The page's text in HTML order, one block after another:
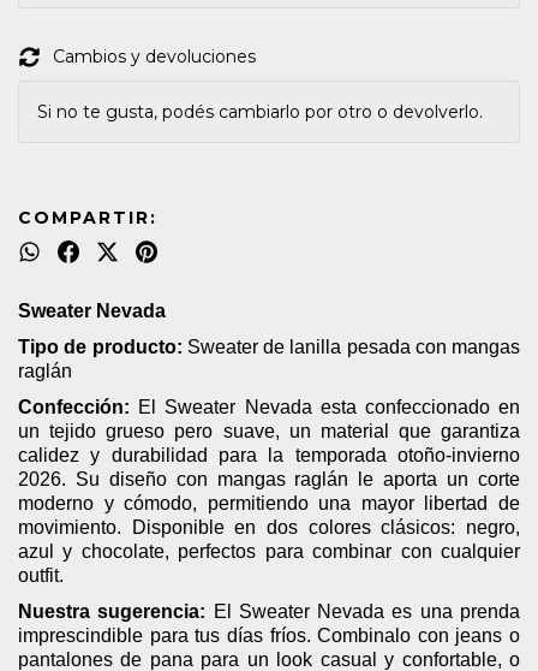
Cambios y devoluciones
Si no te gusta, podés cambiarlo por otro o devolverlo.
COMPARTIR:
Sweater Nevada
Tipo de producto: Sweater de lanilla pesada con mangas
raglán
Confección: El Sweater Nevada esta confeccionado en
un tejido grueso pero suave, un material que garantiza
calidez y durabilidad para la temporada otoño-invierno
2026. Su diseño con mangas raglán le aporta un corte
moderno y cómodo, permitiendo una mayor libertad de
movimiento. Disponible en dos colores clásicos: negro,
azul y chocolate, perfectos para combinar con cualquier
outfit.
Nuestra sugerencia: El Sweater Nevada es una prenda
imprescindible para tus días fríos. Combinalo con jeans o
pantalones de pana para un look casual y confortable, o